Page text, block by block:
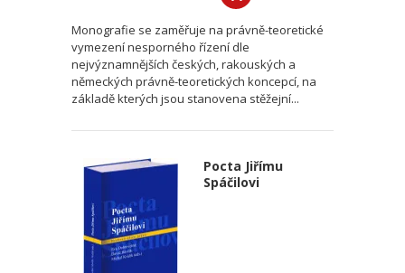
Monografie se zaměřuje na právně-teoretické
vymezení nesporného řízení dle
nejvýznamnějších českých, rakouských a
německých právně-teoretických koncepcí, na
základě kterých jsou stanovena stěžejní...
Pocta Jiřímu
Spáčilovi